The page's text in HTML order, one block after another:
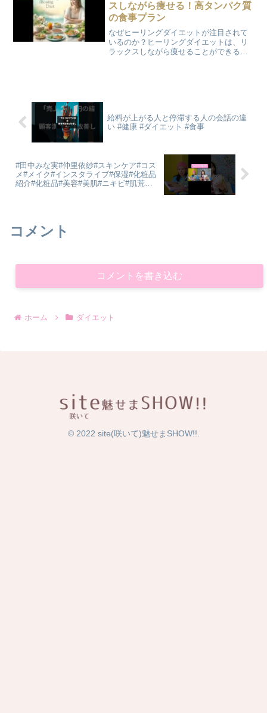
スしながら痩せる！高タンパク質
の食事プラン
なぜヒーリングダイエットが注目されて
いるのか？ヒーリングダイエットは、リ
ラックスしながら痩せることができる画
給料が上がる人と停滞する人の会話の違
い #健康 #ダイエット #食事
#田中みな実#仲里依紗#スキンケア#コス
メ#メイク#インスタライブ#保湿#化粧品
紹介#化粧品#美容#美肌#ニキビ#肌荒れ#
コメント
コメントを書き込む
ホーム ダイエット
© 2022 site(咲いて)魅せまSHOW!!.